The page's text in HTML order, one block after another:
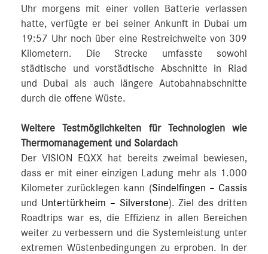
Uhr morgens mit einer vollen Batterie verlassen
hatte, verfügte er bei seiner Ankunft in Dubai um
19:57 Uhr noch über eine Restreichweite von 309
Kilometern. Die Strecke umfasste sowohl
städtische und vorstädtische Abschnitte in Riad
und Dubai als auch längere Autobahnabschnitte
durch die offene Wüste.
Weitere Testmöglichkeiten für Technologien wie
Thermomanagement und Solardach
Der VISION EQXX hat bereits zweimal bewiesen,
dass er mit einer einzigen Ladung mehr als 1.000
Kilometer zurücklegen kann (Sindelfingen – Cassis
und Untertürkheim – Silverstone). Ziel des dritten
Roadtrips war es, die Effizienz in allen Bereichen
weiter zu verbessern und die Systemleistung unter
extremen Wüstenbedingungen zu erproben. In der